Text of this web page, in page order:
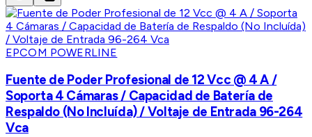
EPCOM POWERLINE
Fuente de Poder Profesional de 12 Vcc @ 4 A /
Soporta 4 Cámaras / Capacidad de Batería de
Respaldo (No Incluída) / Voltaje de Entrada 96-264
Vca